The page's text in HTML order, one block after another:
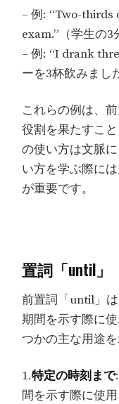
– 例: “Two-thirds
exam.”（学生の3
– 例: “I drank
ーを3杯飲みまし
これらの例は、
役割を果たすこ
の使い方は文脈
い方を学ぶ際に
が重要です。
置詞「until」
前置詞「until」
期間を示す際に
つかの主な用途を
1.特定の時刻まで
間を示す際に使用